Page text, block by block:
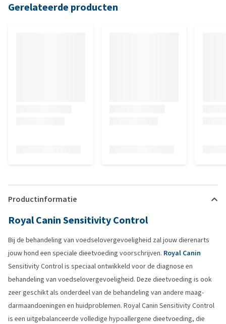
Gerelateerde producten
Productinformatie
Royal Canin Sensitivity Control
Bij de behandeling van voedselovergevoeligheid zal jouw dierenarts
jouw hond een speciale dieetvoeding voorschrijven. Royal Canin
Sensitivity Control is speciaal ontwikkeld voor de diagnose en
behandeling van voedselovergevoeligheid. Deze dieetvoeding is ook
zeer geschikt als onderdeel van de behandeling van andere maag-
darmaandoeningen en huidproblemen. Royal Canin Sensitivity Control
is een uitgebalanceerde volledige hypoallergene dieetvoeding, die